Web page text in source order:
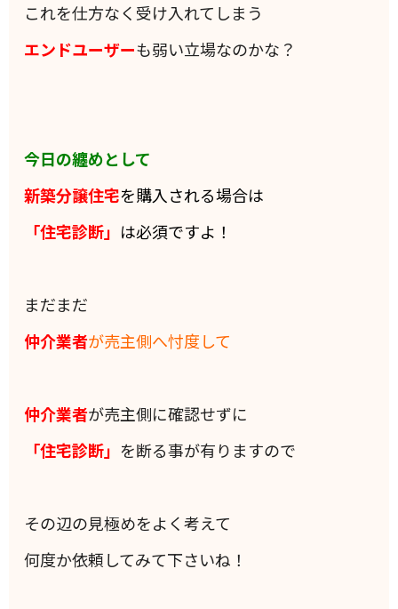
これを仕方なく受け入れてしまう
エンドユーザーも弱い立場なのかな？
今日の纏めとして
新築分譲住宅を購入される場合は
「住宅診断」 は必須ですよ！
まだまだ
仲介業者が売主側へ忖度して
仲介業者が売主側に確認せずに
「住宅診断」 を断る事が有りますので
その辺の見極めをよく考えて
何度か依頼してみて下さいね！